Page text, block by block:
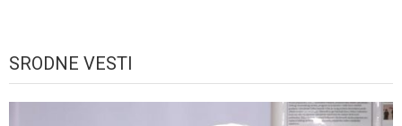
SRODNE VESTI